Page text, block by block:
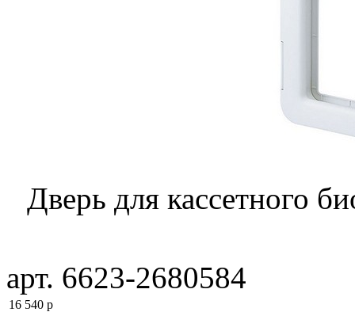
Дверь для кассетного
арт. 6623-2680584
16 540 p